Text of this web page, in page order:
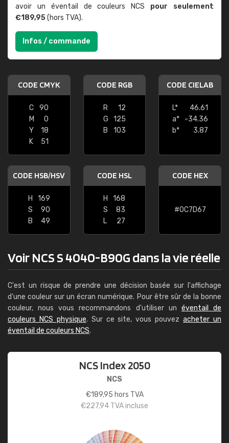
avoir un éventail de couleurs NCS pour seulement
€189,95(hors TVA).
Infos / commande
CODE CMYK
C
90
M
0
Y
18
K
51
CODE RGB
R
12
G
125
B
103
CODE CIELAB
L*
46.61
a*
-34.36
b*
3.87
CODE HSB/HSV
H
169
S
90
B
49
CODE HSL
H
168
S
83
L
27
CODE HEX
#0C7D67
Voir NCS S 4040-B90G dans la vie réelle
C'est un risque de prendre une décision basée sur l'affichage
d'une couleur sur un écran numérique. Pour être sûr de la bonne
couleur, nous vous recommandons d'utiliser un éventail de
couleurs NCS physique. Sur ce site, vous pouvezacheter un
éventail de couleurs NCS.
NCS Index 2050
NCS
€189,95 hors TVA
€227,94 TVA incluse